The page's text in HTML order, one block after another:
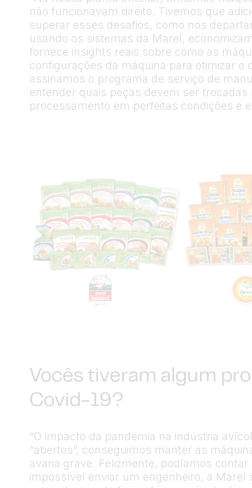
não funcionavam direito. Tivemos que
superar esses desafios, como nos
usando os sistemas da Marel,
fornece insights reais sobre como as
configurações da máquina para otimizar
assinamos o programa de serviço de
entender quais peças devem ser
processamento em perfeitas condições e
Vocês tiveram algum
Covid-19?
“O impacto da pandemia na indústria
“abertos”, conseguimos manter as
avaria grave. Felizmente, podíamos
impossível enviar um engenheiro, a Marel